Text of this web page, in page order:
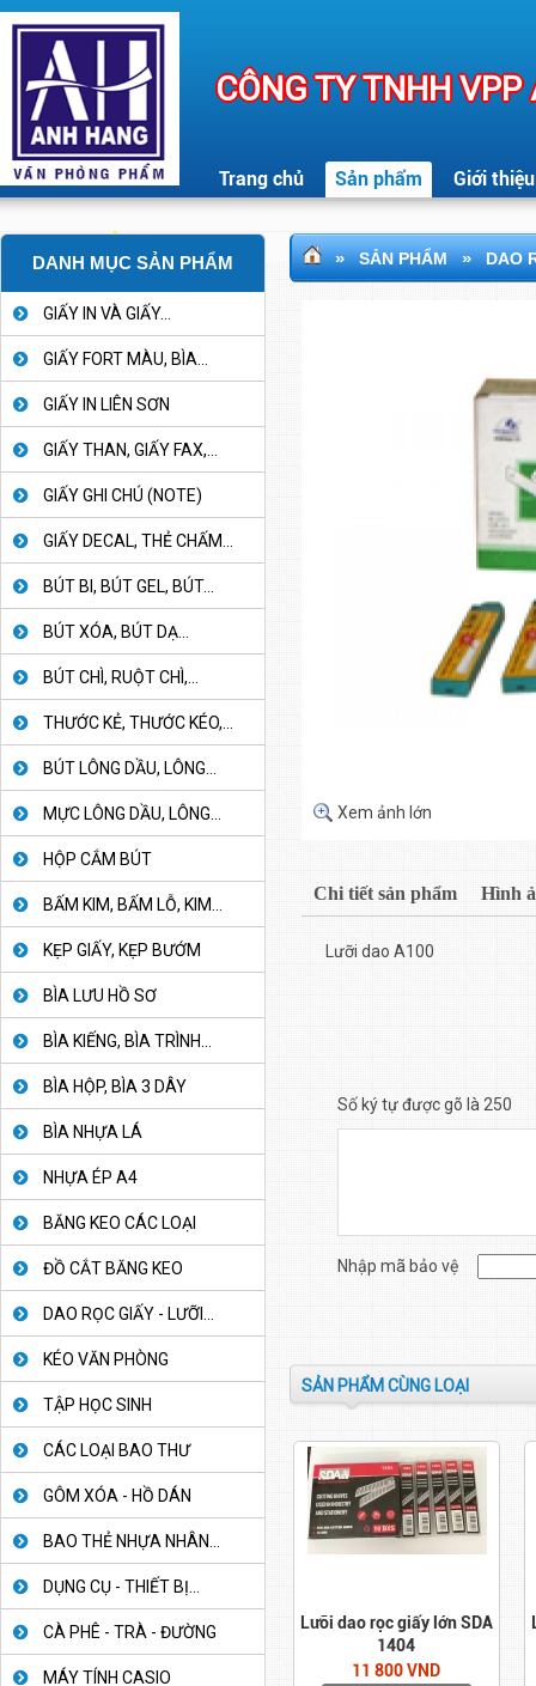
CÔNG TY TNHH
Trang chủ Sản phẩm Giới thiệu
DANH MỤC SẢN PHẨM
GIẤY IN VÀ GIẤY...
GIẤY FORT MÀU, BÌA...
GIẤY IN LIÊN SƠN
GIẤY THAN, GIẤY FAX,...
GIẤY GHI CHÚ (NOTE)
GIẤY DECAL, THẺ CHẤM...
BÚT BI, BÚT GEL, BÚT...
BÚT XÓA, BÚT DẠ...
BÚT CHÌ, RUỘT CHÌ,...
THƯỚC KẺ, THƯỚC KÉO,...
BÚT LÔNG DẦU, LÔNG...
MỰC LÔNG DẦU, LÔNG...
HỘP CẮM BÚT
BẤM KIM, BẤM LỖ, KIM...
KẸP GIẤY, KẸP BƯỚM
BÌA LƯU HỒ SƠ
BÌA KIẾNG, BÌA TRÌNH...
BÌA HỘP, BÌA 3 DÂY
BÌA NHỰA LÁ
NHỰA ÉP A4
BĂNG KEO CÁC LOẠI
ĐỒ CẮT BĂNG KEO
DAO RỌC GIẤY - LƯỠI...
KÉO VĂN PHÒNG
TẬP HỌC SINH
CÁC LOẠI BAO THƯ
GÔM XÓA - HỒ DÁN
BAO THẺ NHỰA NHÂN...
DỤNG CỤ - THIẾT BỊ...
CÀ PHÊ - TRÀ - ĐƯỜNG
MÁY TÍNH CASIO
» SẢN PHẨM » DAO
Xem ảnh lớn
Chi tiết sản phẩm Hình
Lưỡi dao A100
Số ký tự được gõ là 250
Nhập mã bảo vệ
SẢN PHẨM CÙNG LOẠI
Lưỡi dao rọc giấy lớn SDA
1404
11 800 VND